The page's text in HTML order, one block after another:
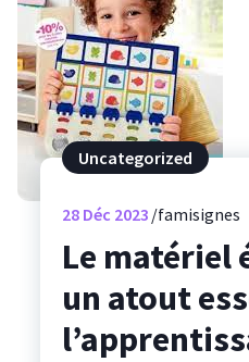
Uncategorized
28Déc 2023 famisignes
Le matériel
un atout